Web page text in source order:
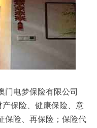
门电梦保险有限公司
产保险、健康保险、意
保险、再保险；保险代